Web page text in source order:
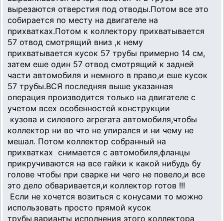
вырезаются отверстия под отводы.Потом все это
собирается по месту на двигателе на
прихватках.Потом к коллектору прихватывается
57 отвод смотрящий вниз ,к нему
прихватывается кусок 57 трубы примерно 14 см,
затем еше один 57 отвод смотрящий к задней
части автомобиля и немного в право,и еше кусок
57 трубы.ВСЯ последняя выше указанная
операция производится только на двигателе с
учетом всех особенностей конструкции
кузова и силового агрегата автомобиля,чтобы
коллектор ни во что не упирался и ни чему не
мешал. Потом коллектор собранный на
прихватках снимается с автомобиля,фланцы
прикручиваются на все гайки к какой нибудь бу
голове чтобы при сварке ни чего не повело,и все
это дело обваривается,и коллектор готов !!!
Если не хочется возиться с конусами то можно
использовать просто прямой кусок
трубы,варианты исполнения этого коллектора